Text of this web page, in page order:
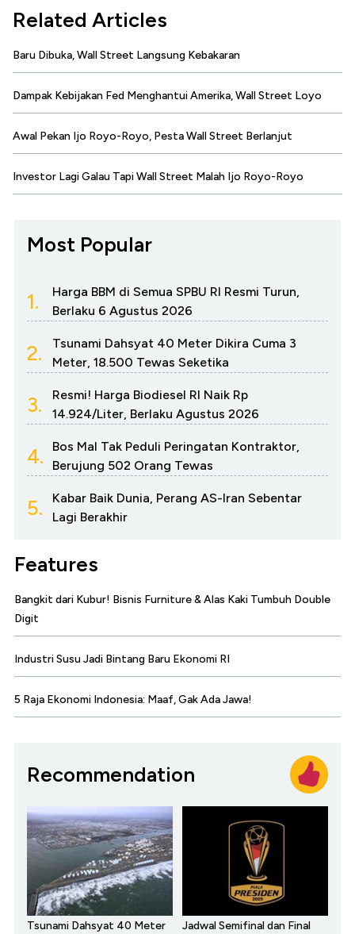
Related Articles
Baru Dibuka, Wall Street Langsung Kebakaran
Dampak Kebijakan Fed Menghantui Amerika, Wall Street Loyo
Awal Pekan Ijo Royo-Royo, Pesta Wall Street Berlanjut
Investor Lagi Galau Tapi Wall Street Malah Ijo Royo-Royo
Most Popular
1.
Harga BBM di Semua SPBU RI Resmi Turun,
Berlaku 6 Agustus 2026
2.
Tsunami Dahsyat 40 Meter Dikira Cuma 3
Meter, 18.500 Tewas Seketika
3.
Resmi! Harga Biodiesel RI Naik Rp
14.924/Liter, Berlaku Agustus 2026
4.
Bos Mal Tak Peduli Peringatan Kontraktor,
Berujung 502 Orang Tewas
5.
Kabar Baik Dunia, Perang AS-Iran Sebentar
Lagi Berakhir
Features
Bangkit dari Kubur! Bisnis Furniture & Alas Kaki Tumbuh Double
Digit
Industri Susu Jadi Bintang Baru Ekonomi RI
5 Raja Ekonomi Indonesia: Maaf, Gak Ada Jawa!
Recommendation
Tsunami Dahsyat 40 Meter
Jadwal Semifinal dan Final